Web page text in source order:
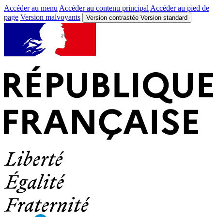
Accéder au menu Accéder au contenu principal Accéder au pied de
page Version malvoyants Version contrastée Version standard